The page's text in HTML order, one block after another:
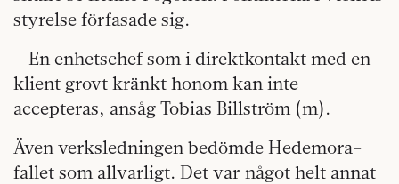
styrelse förfasade sig.
– En enhetschef som i direktkontakt med en
klient grovt kränkt honom kan inte
accepteras, ansåg Tobias Billström (m).
Även verksledningen bedömde Hedemora-
fallet som allvarligt. Det var något helt annat